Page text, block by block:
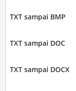
TXT sampai BMP
TXT sampai DOC
TXT sampai DOCX